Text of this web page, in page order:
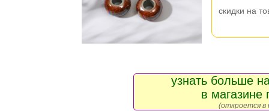
скидки на
узнать больше
в магазине
(откроется в